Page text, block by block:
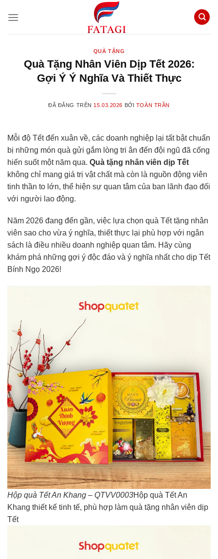
đến
QUÀ TẶNG
Quà Tặng Nhân Viên Dịp Tết 2026:
Gợi Ý Ý Nghĩa Và Thiết Thực
ĐÃ ĐĂNG TRÊN 15.03.2026 BỞI TOÀN TRẦN
Mỗi độ Tết đến xuân về, các doanh nghiệp lại tất bật chuẩn
bị những món quà gửi gắm lòng tri ân đến đội ngũ đã cống
hiến suốt một năm qua. Quà tặng nhân viên dịp Tết
không chỉ mang giá trị vật chất mà còn là nguồn động viên
tinh thần to lớn, thể hiện sự quan tâm của ban lãnh đạo đối
với người lao động.
Năm 2026 đang đến gần, việc lựa chọn quà Tết tặng nhân
viên sao cho vừa ý nghĩa, thiết thực lại phù hợp với ngân
sách là điều nhiều doanh nghiệp quan tâm. Hãy cùng
khám phá những gợi ý độc đáo và ý nghĩa nhất cho dịp Tết
Bính Ngọ 2026!
Hộp quà Tết An Khang – QTVV0003Hộp quà Tết An
Khang thiết kế tinh tế, phù hợp làm quà tặng nhân viên dịp
Tết